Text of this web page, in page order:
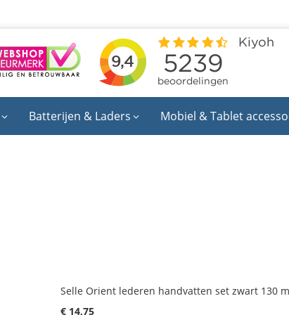
Batterijen & Laders Mobiel & Tablet
Selle Orient lederen handvatten set zwart 130
€ 14,75